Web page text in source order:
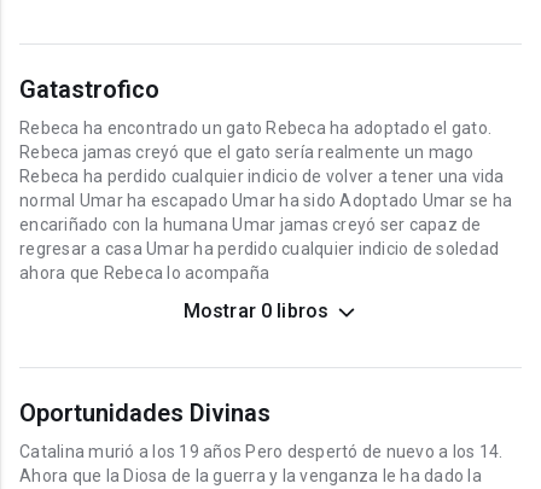
Gatastrofico
Rebeca ha encontrado un gato Rebeca ha adoptado el gato.
Rebeca jamas creyó que el gato sería realmente un mago
Rebeca ha perdido cualquier indicio de volver a tener una vida
normal Umar ha escapado Umar ha sido Adoptado Umar se ha
encariñado con la humana Umar jamas creyó ser capaz de
regresar a casa Umar ha perdido cualquier indicio de soledad
ahora que Rebeca lo acompaña
Mostrar 0 libros
Oportunidades Divinas
Catalina murió a los 19 años Pero despertó de nuevo a los 14.
Ahora que la Diosa de la guerra y la venganza le ha dado la